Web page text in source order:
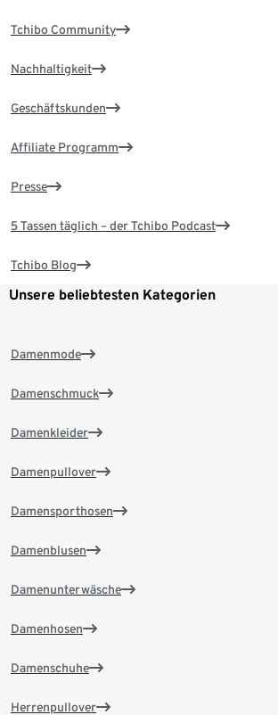
Tchibo Community
Nachhaltigkeit
Geschäftskunden
Affiliate Programm
Presse
5 Tassen täglich – der Tchibo Podcast
Tchibo Blog
Unsere beliebtesten Kategorien
Damenmode
Damenschmuck
Damenkleider
Damenpullover
Damensporthosen
Damenblusen
Damenunterwäsche
Damenhosen
Damenschuhe
Herrenpullover